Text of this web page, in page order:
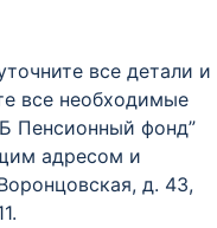
все детали и
все необходимые
Пенсионный фонд”
адресом и
д. 43,